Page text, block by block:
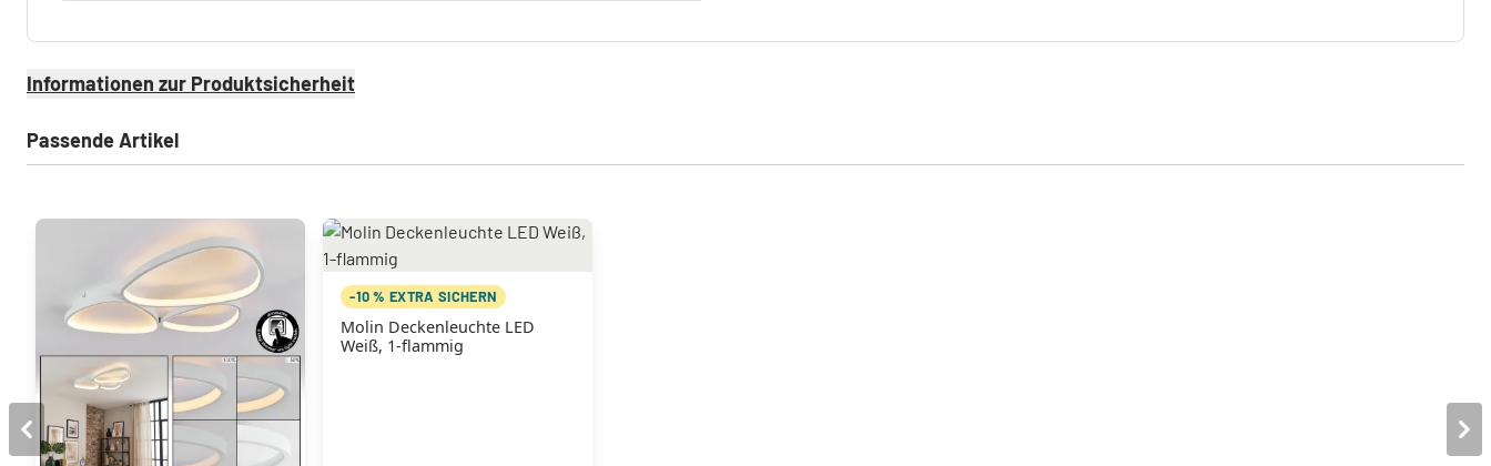
Informationen zur Produktsicherheit
Passende Artikel
-10 % EXTRA SICHERN
Molin Deckenleuchte LED
Weiß, 1-flammig